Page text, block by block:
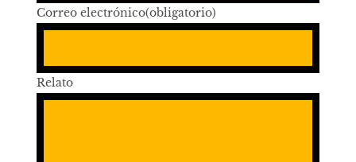
Correo electrónico(obligatorio)
Relato